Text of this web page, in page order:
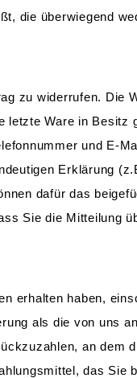
die überwiegend
zu widerrufen. Die
Ware in Besitz
und E-
Erklärung
dafür das
Sie die Mitteilung
erhalten haben,
als die von uns
an dem
das Sie